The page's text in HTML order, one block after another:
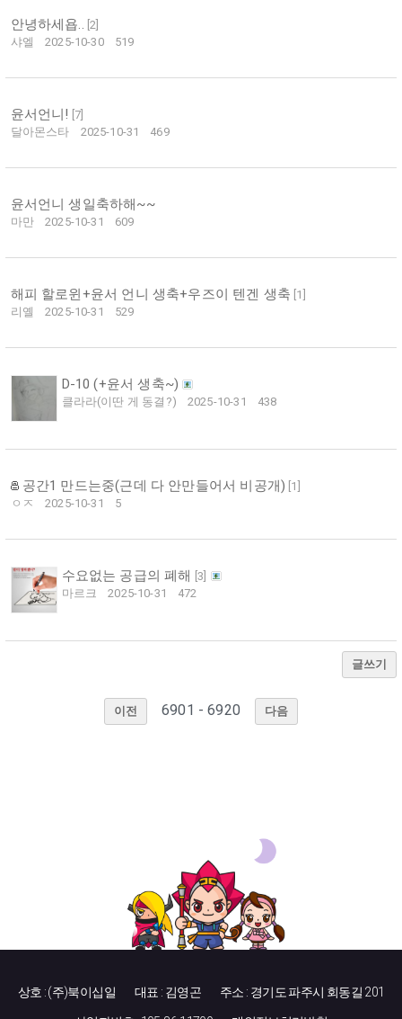
안녕하세욥.. [2
샤엘
2025-10-30 519
윤서언니! 7
달아몬스타
2025-10-31 469
윤서언니 생일축하해~~
마만 2025-10-31 609
해피 할로윈+윤서 언니 생축+우즈이 텐겐 생축 1
리옐
2025-10-31 529
D-10 (+윤서 생축~)
클라라(이딴 게 동결?) 2025-10-31 438
공간1 만드는중(근데 다 안만들어서 비공개) 1
ㅇㅈ
2025-10-31 5
수요없는 공급의 폐해 3
마르크
2025-10-31 472
글쓰기
이전 6901 - 6920 다음
상호 : (주)북이십일 대표 : 김영곤 주소 : 경기도 파주시 회동길 201